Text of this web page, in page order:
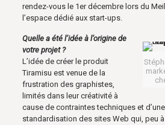
rendez-vous le 1er décembre lors du
l’espace dédié aux start-ups.
Quelle a été l’idée à l’origine de
votre projet ?
L’idée de créer le produit
Tiramisu est venue de la
frustration des graphistes,
limités dans leur créativité à
cause de contraintes techniques et
standardisation des sites Web qui, peu